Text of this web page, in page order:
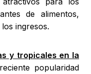
de alimentos,
ingresos.
y tropicales en la
popularidad